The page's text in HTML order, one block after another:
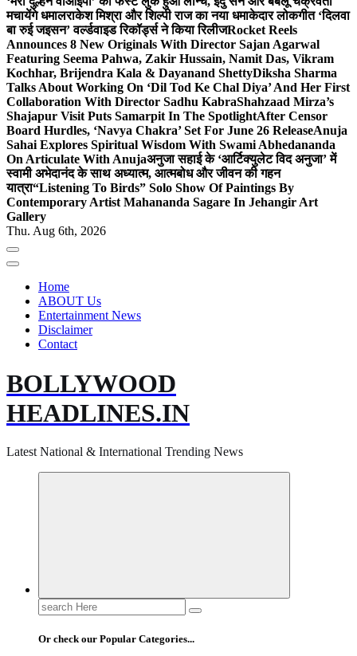
मचायेंगे धमालराकेश मिश्रा और शिल्पी राज का नया धमाकेदार लोकगीत ‘दिलवा
बा रुई जइसन’ वर्ल्डवाइड रिकॉर्ड्स ने किया रिलीजRocket Reels
Announces 8 New Originals With Director Sajan Agarwal
Featuring Seema Pahwa, Zakir Hussain, Namit Das, Vikram
Kochhar, Brijendra Kala & Dayanand ShettyDiksha Sharma
Talks About Working On ‘Dil Tod Ke Chal Diya’ And Her First
Collaboration With Director Sadhu KabraShahzaad Mirza’s
Shajapur Visit Puts Samarpit In The SpotlightAfter Censor
Board Hurdles, ‘Navya Chakra’ Set For June 26 ReleaseAnuja
Sahai Explores Spiritual Wisdom With Swami Abhedananda
On Articulate With Anujaअनुजा सहाई के ‘आर्टिक्युलेट विद अनुजा’ में
स्वामी अभेदानंद के साथ अध्यात्म, आत्मबोध और जीवन की गहन
यात्रा“Listening To Birds” Solo Show Of Paintings By
Contemporary Artist Mahananda Sagare In Jehangir Art
Gallery
Thu. Aug 6th, 2026
Home
ABOUT Us
Entertainment News
Disclaimer
Contact
BOLLYWOOD
HEADLINES.IN
Latest National & International Trending News
Search
for:
Or check our Popular Categories...